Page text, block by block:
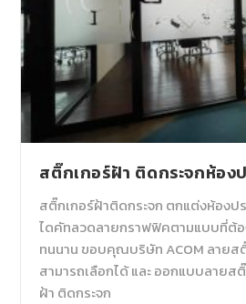
สติ๊กเกอร์ฝ้า ติดกระจกห้อง
สติ๊กเกอร์ฝ้าติดกระจก ตกแต่งห้องป
ไดคัทลวดลายกราฟฟิคตามแบบที่ต้อ
ทนนาน ขอบคุณบริษัท ACOM ลายส
สามารถเลือกได้ และ ออกแบบลายส
ฝ้า ติดกระจก